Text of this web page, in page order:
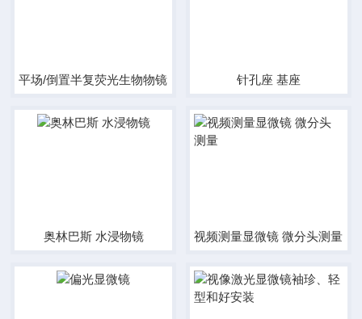
平场/倒置半复荧光生物物镜多倍率可选 针孔座 基座
奥林巴斯 水浸物镜 视频测量显微镜 微分头测量